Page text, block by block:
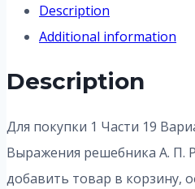
Description
Additional information
Description
Для покупки 1 Части 19
Выражения решебника А. П.
добавить товар в корзину,